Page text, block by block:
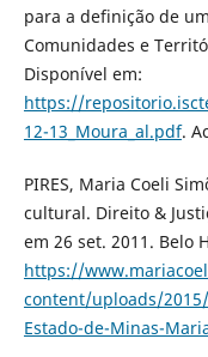
para a definição de
Comunidades e
Disponível em:
https://
12-13_Moura_al.pdf.
PIRES, Maria Coeli
cultural. Direito &
em 26 set. 2011. Belo
https://
content/uploads/
Estado-de-Minas-